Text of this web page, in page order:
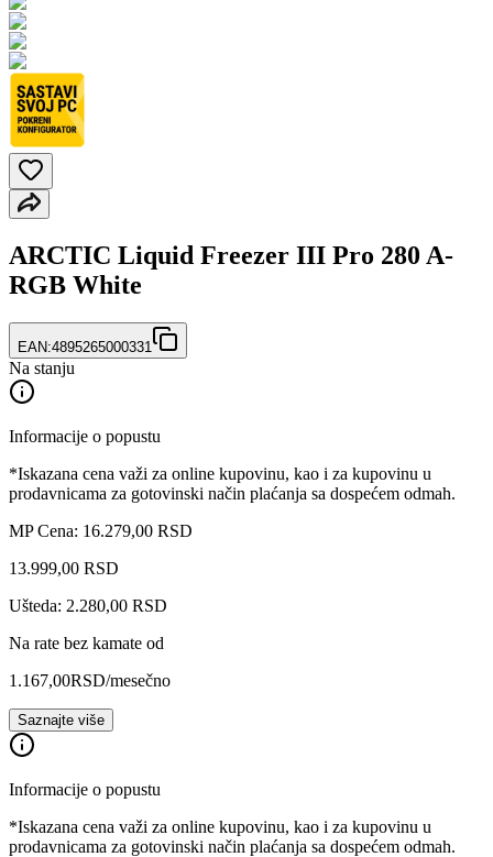
ARCTIC Liquid Freezer III Pro 280 A-
RGB White
EAN:4895265000331
Na stanju
Informacije o popustu
*Iskazana cena važi za online kupovinu, kao i za kupovinu u
prodavnicama za gotovinski način plaćanja sa dospećem odmah.
MP Cena: 16.279,00 RSD
13.999,00 RSD
Ušteda: 2.280,00 RSD
Na rate bez kamate od
1.167,00RSD/mesečno
Saznajte više
Informacije o popustu
*Iskazana cena važi za online kupovinu, kao i za kupovinu u
prodavnicama za gotovinski način plaćanja sa dospećem odmah.